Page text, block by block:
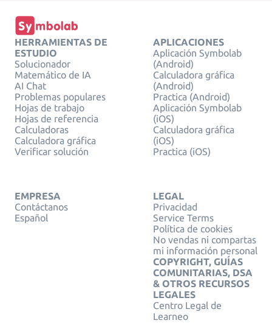
HERRAMIENTAS DE
ESTUDIO
Solucionador
Matemático de IA
AI Chat
Problemas populares
Hojas de trabajo
Hojas de referencia
Calculadoras
Calculadora gráfica
Verificar solución
APLICACIONES
Aplicación Symbolab
(Android)
Calculadora gráfica
(Android)
Practica (Android)
Aplicación Symbolab
(iOS)
Calculadora gráfica
(iOS)
Practica (iOS)
EMPRESA
Contáctanos
Español
LEGAL
Privacidad
Service Terms
Política de cookies
No vendas ni compartas
mi información personal
COPYRIGHT, GUÍAS
COMUNITARIAS, DSA
& OTROS RECURSOS
LEGALES
Centro Legal de
Learneo